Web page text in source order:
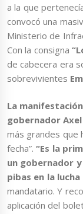
a la que
convocó una
Ministerio de
Con la consigna
de cabecera era
sobrevivientes
La
gobernador
más grandes que
fecha”.“Es la
un gobernador
pibas en la
mandatario. Y
aplicación del